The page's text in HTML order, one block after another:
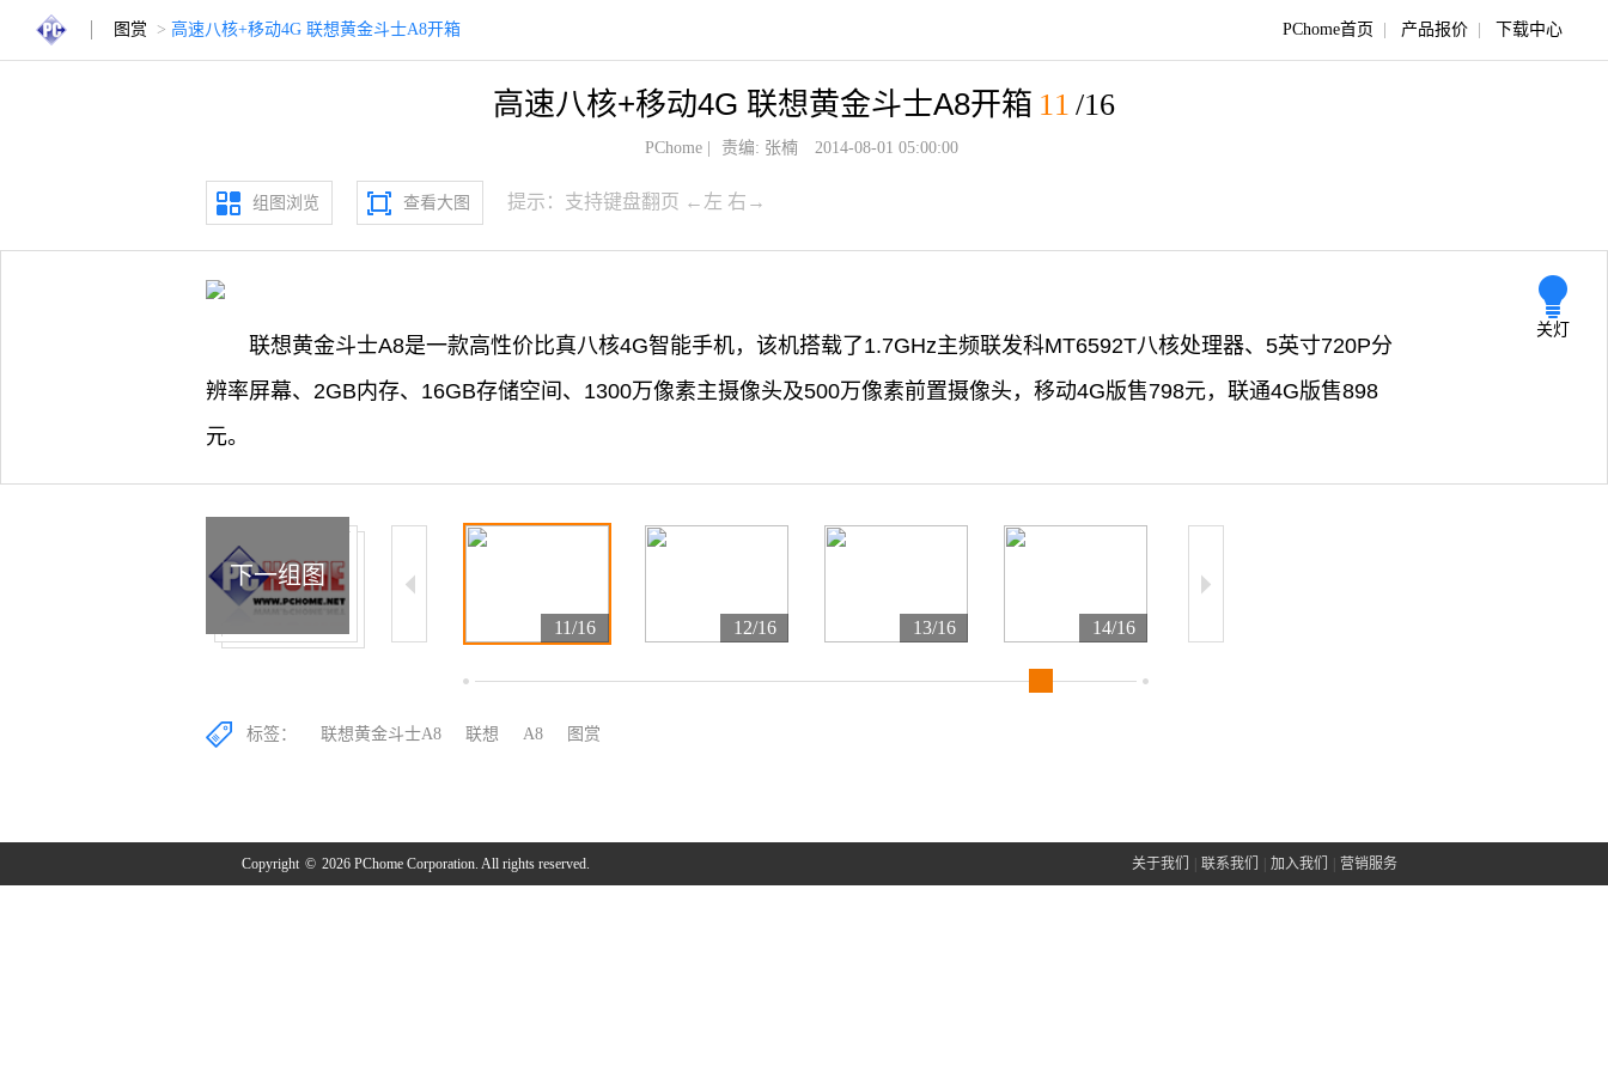
图赏 > 高速八核+移动4G 联想黄金斗士A8开箱 PChome首页 产品报价 下载中心
高速八核+移动4G 联想黄金斗士A8开箱 11 /16
PChome| 责编: 张楠 2014-08-01 05:00:00
组图浏览 查看大图 提示：支持键盘翻页 ←左 右→
关灯
联想黄金斗士A8是一款高性价比真八核4G智能手机，该机搭载了1.7GHz主频联发科MT6592T八核处理器、5英寸720P分
辨率屏幕、2GB内存、16GB存储空间、1300万像素主摄像头及500万像素前置摄像头，移动4G版售798元，联通4G版售898
元。
11/16 12/16 13/16 14/16
上一组图
下一组图
标签： 联想黄金斗士A8 联想 A8 图赏
Copyright © 2026 PChome Corporation. All rights reserved. 关于我们 联系我们 加入我们 营销服务